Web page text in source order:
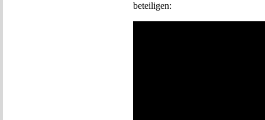
beteiligen: